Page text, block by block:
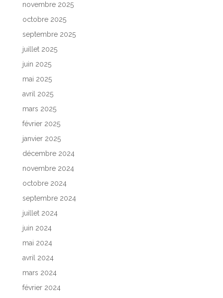
novembre 2025
octobre 2025
septembre 2025
juillet 2025
juin 2025
mai 2025
avril 2025
mars 2025
février 2025
janvier 2025
décembre 2024
novembre 2024
octobre 2024
septembre 2024
juillet 2024
juin 2024
mai 2024
avril 2024
mars 2024
février 2024